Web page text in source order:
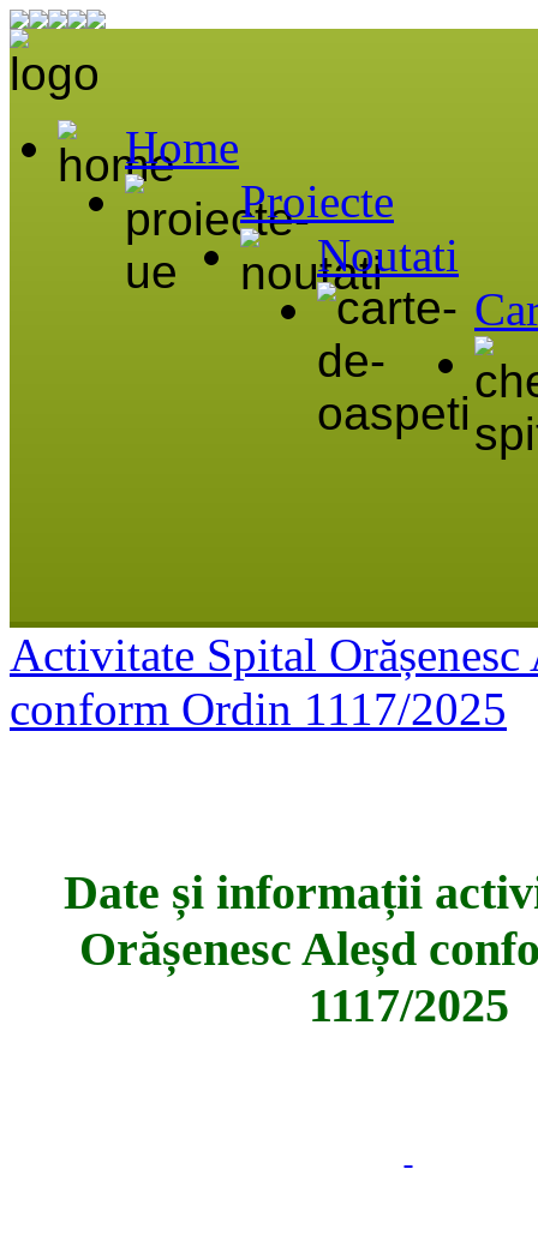
Home
Proiecte
Noutati
Activitate Spital Orășenesc
conform Ordin 1117/2025
Date și informații
Orășenesc Aleșd
1117/2025